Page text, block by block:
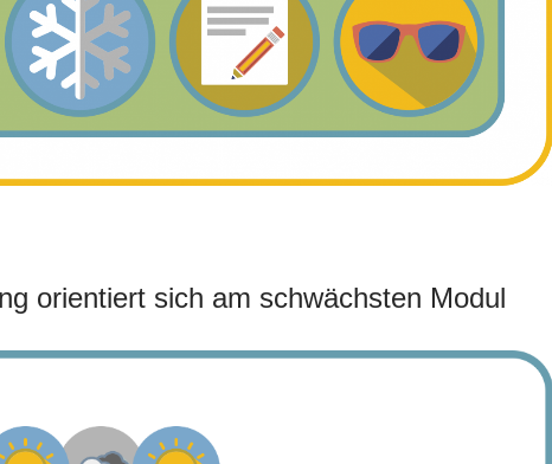
orientiert sich am schwächsten Modul